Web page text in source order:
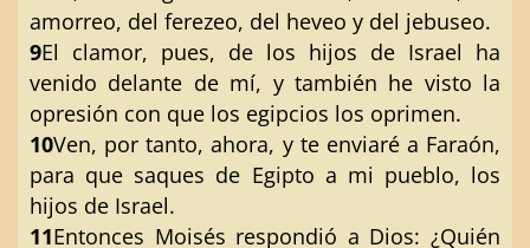
amorreo, del ferezeo, del heveo y del jebuseo.
9El clamor, pues, de los hijos de Israel ha
venido delante de mí, y también he visto la
opresión con que los egipcios los oprimen.
10Ven, por tanto, ahora, y te enviaré a Faraón,
para que saques de Egipto a mi pueblo, los
hijos de Israel.
11Entonces Moisés respondió a Dios: ¿Quién